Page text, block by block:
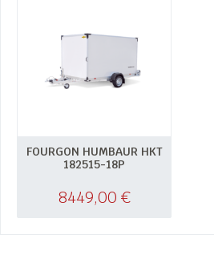
FOURGON HUMBAUR HKT
182515-18P
8449,00 €